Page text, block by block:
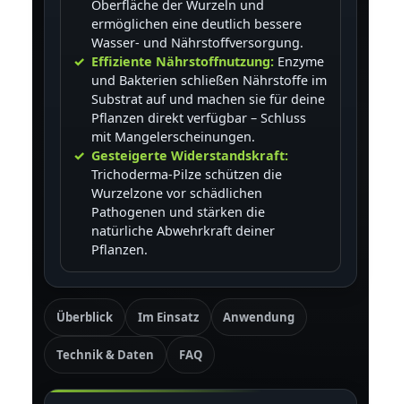
Oberfläche der Wurzeln und
ermöglichen eine deutlich bessere
Wasser- und Nährstoffversorgung.
Effiziente Nährstoffnutzung:Enzyme
und Bakterien schließen Nährstoffe im
Substrat auf und machen sie für deine
Pflanzen direkt verfügbar – Schluss
mit Mangelerscheinungen.
Gesteigerte Widerstandskraft:
Trichoderma-Pilze schützen die
Wurzelzone vor schädlichen
Pathogenen und stärken die
natürliche Abwehrkraft deiner
Pflanzen.
Überblick Im Einsatz Anwendung
Technik & Daten FAQ